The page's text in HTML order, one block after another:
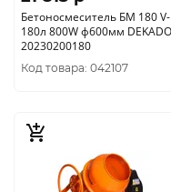
Бетоносмеситель БМ 180 V-
180л 800W ф600мм DEKADO
20230200180
Код товара: 042107